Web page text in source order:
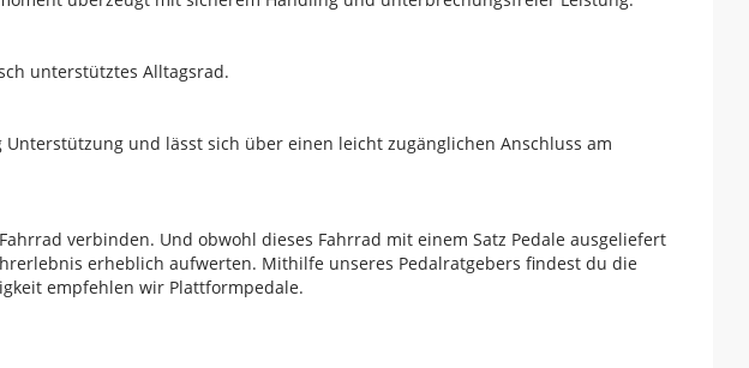
unterstütztes Alltagsrad.
und lässt sich über einen leicht zugänglichen Anschluss am
verbinden. Und obwohl dieses Fahrrad mit einem Satz Pedale ausgeliefert
erheblich aufwerten. Mithilfe unseres Pedalratgebers findest du die
empfehlen wir Plattformpedale.